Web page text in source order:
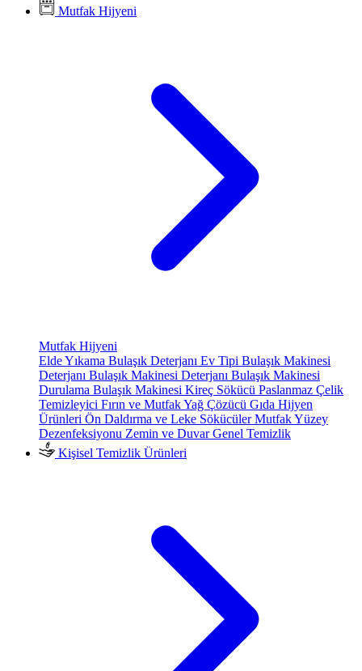
Mutfak Hijyeni
Mutfak Hijyeni
Elde Yıkama Bulaşık Deterjanı Ev Tipi Bulaşık Makinesi
Deterjanı Bulaşık Makinesi Deterjanı Bulaşık Makinesi
Durulama Bulaşık Makinesi Kireç Sökücü Paslanmaz Çelik
Temizleyici Fırın ve Mutfak Yağ Çözücü Gıda Hijyen
Ürünleri Ön Daldırma ve Leke SökücülerMutfak Yüzey
Dezenfeksiyonu Zemin ve Duvar Genel Temizlik
Kişisel Temizlik Ürünleri